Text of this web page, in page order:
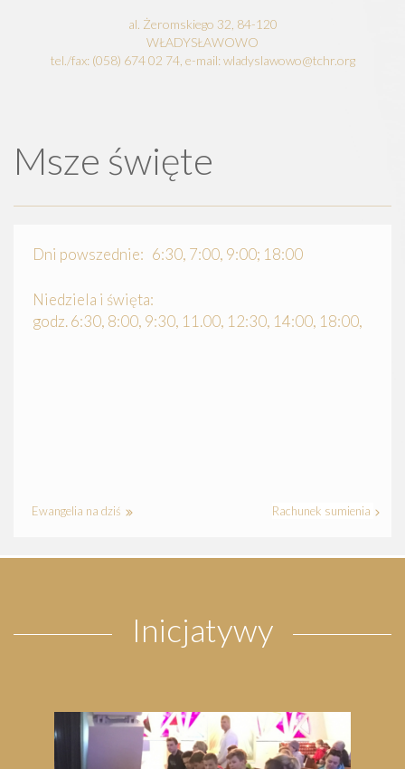
al. Żeromskiego 32, 84-120
WŁADYSŁAWOWO
tel./fax: (058) 674 02 74, e-mail: wladyslawowo@tchr.org
Msze święte
Dni powszednie: 6:30, 7:00, 9:00; 18:00
Niedziela i święta:
godz. 6:30, 8:00, 9:30, 11.00, 12:30, 14:00, 18:00,
Ewangelia na dziś Rachunek sumienia
Inicjatywy